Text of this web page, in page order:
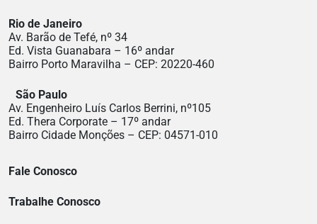
Rio de Janeiro
Av. Barão de Tefé, nº 34
Ed. Vista Guanabara – 16º andar
Bairro Porto Maravilha – CEP: 20220-460
São Paulo
Av. Engenheiro Luís Carlos Berrini, nº105
Ed. Thera Corporate – 17º andar
Bairro Cidade Monções – CEP: 04571-010
Fale Conosco
Trabalhe Conosco